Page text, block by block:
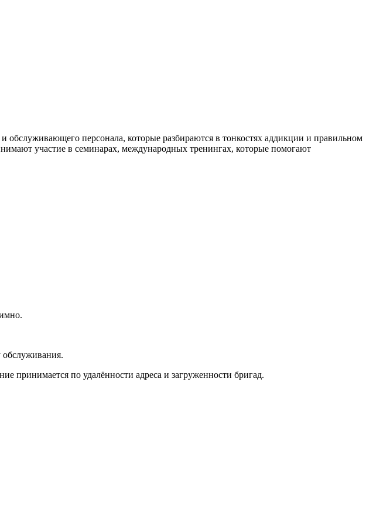
персонала, которые разбираются в тонкостях аддикции и правильном
участие в семинарах, международных тренингах, которые помогают
обслуживания.
принимается по удалённости адреса и загруженности бригад.